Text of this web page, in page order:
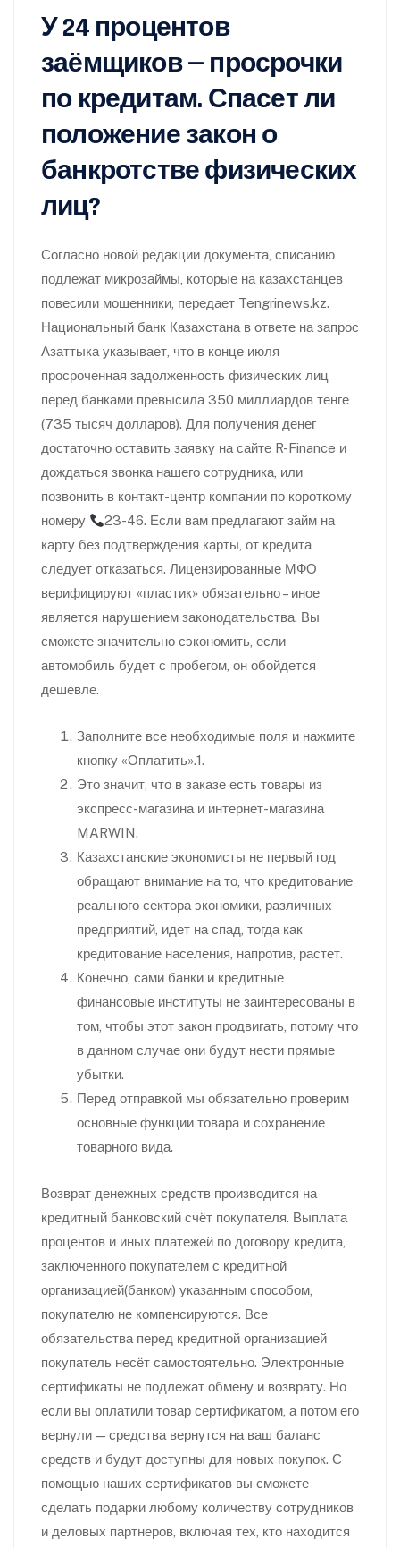
У 24 процентов
заёмщиков — просрочки
по кредитам. Спасет ли
положение закон о
банкротстве физических
лиц?
Согласно новой редакции документа, списанию
подлежат микрозаймы, которые на казахстанцев
повесили мошенники, передает Tengrinews.kz.
Национальный банк Казахстана в ответе на запрос
Азаттыка указывает, что в конце июля
просроченная задолженность физических лиц
перед банками превысила 350 миллиардов тенге
(735 тысяч долларов). Для получения денег
достаточно оставить заявку на сайте R-Finance и
дождаться звонка нашего сотрудника, или
позвонить в контакт-центр компании по короткому
номеру
23-46. Если вам предлагают займ на
карту без подтверждения карты, от кредита
следует отказаться. Лицензированные МФО
верифицируют «пластик» обязательно – иное
является нарушением законодательства. Вы
сможете значительно сэкономить, если
автомобиль будет с пробегом, он обойдется
дешевле.
Заполните все необходимые поля и нажмите
кнопку «Оплатить».1.
Это значит, что в заказе есть товары из
экспресс-магазина и интернет-магазина
MARWIN.
Казахстанские экономисты не первый год
обращают внимание на то, что кредитование
реального сектора экономики, различных
предприятий, идет на спад, тогда как
кредитование населения, напротив, растет.
Конечно, сами банки и кредитные
финансовые институты не заинтересованы в
том, чтобы этот закон продвигать, потому что
в данном случае они будут нести прямые
убытки.
Перед отправкой мы обязательно проверим
основные функции товара и сохранение
товарного вида.
Возврат денежных средств производится на
кредитный банковский счёт покупателя. Выплата
процентов и иных платежей по договору кредита,
заключенного покупателем с кредитной
организацией(банком) указанным способом,
покупателю не компенсируются. Все
обязательства перед кредитной организацией
покупатель несёт самостоятельно. Электронные
сертификаты не подлежат обмену и возврату. Но
если вы оплатили товар сертификатом, а потом его
вернули — средства вернутся на ваш баланс
средств и будут доступны для новых покупок. С
помощью наших сертификатов вы сможете
сделать подарки любому количеству сотрудников
и деловых партнеров, включая тех, кто находится